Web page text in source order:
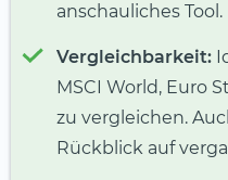
anschauliches Tool.
Vergleichbarkeit:
MSCI World, Euro
zu vergleichen.
Rückblick auf